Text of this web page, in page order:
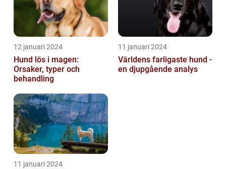
12 januari 2024
Hund lös i magen:
Orsaker, typer och
behandling
11 januari 2024
Världens farligaste hund -
en djupgående analys
11 januari 2024